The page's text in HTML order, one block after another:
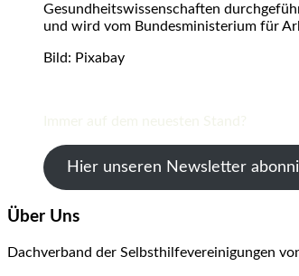
Gesundheitswissenschaften
und wird vom Bundesministerium für
Bild: Pixabay
Hier unseren Newsletter
Über Uns
Dachverband der Selbsthilfevereinigungen